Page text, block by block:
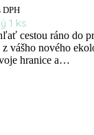
DPH
1 ks
cestou ráno do
vášho nového
hranice a…